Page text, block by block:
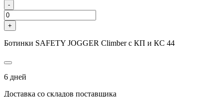
-
+
Ботинки SAFETY JOGGER Climber с КП и КС 44
6 дней
Доставка со складов поставщика